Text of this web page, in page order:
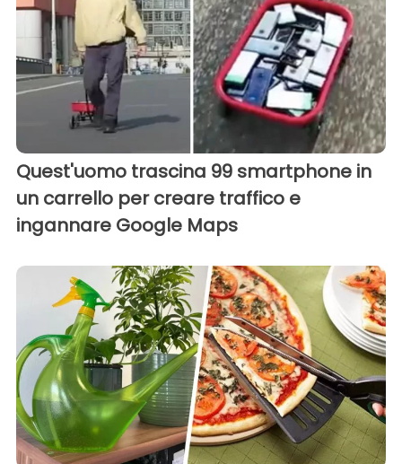
Quest'uomo trascina 99 smartphone in
un carrello per creare traffico e
ingannare Google Maps